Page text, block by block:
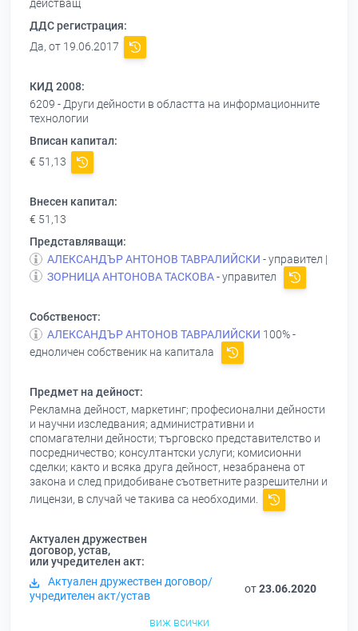
действащ
ДДС регистрация:
Да, от 19.06.2017
КИД 2008:
6209 - Други дейности в областта на информационните
технологии
Вписан капитал:
€ 51,13
Внесен капитал:
€ 51,13
Представляващи:
АЛЕКСАНДЪР АНТОНОВ ТАВРАЛИЙСКИ - управител |
ЗОРНИЦА АНТОНОВА ТАСКОВА- управител
Собственост:
АЛЕКСАНДЪР АНТОНОВ ТАВРАЛИЙСКИ 100% -
едноличен собственик на капитала
Предмет на дейност:
Рекламна дейност, маркетинг; професионални дейности
и научни изследвания; административни и
спомагателни дейности; търговско представителство и
посредничество; консултантски услуги; комисионни
сделки; както и всяка друга дейност, незабранена от
закона и след придобиване съответните разрешителни и
лицензи, в случай че такива са необходими.
Актуален дружествен
договор, устав,
или учредителен акт:
Актуален дружествен договор/
учредителен акт/устав
от23.06.2020
виж всички